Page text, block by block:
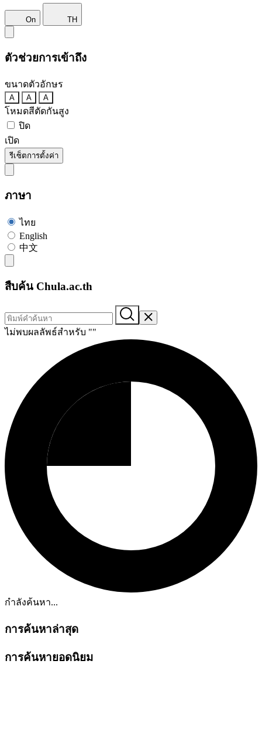
On TH
ตัวช่วยการเข้าถึง
ขนาดตัวอักษร
A A A
โหมดสีตัดกันสูง
ปิด
เปิด
รีเซ็ตการตั้งค่า
ภาษา
ไทย
English
中文
สืบค้น Chula.ac.th
ไม่พบผลลัพธ์สำหรับ ""
กำลังค้นหา...
การค้นหาล่าสุด
การค้นหายอดนิยม